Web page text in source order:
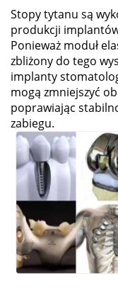
Stopy tytanu są
produkcji
Ponieważ moduł
zbliżony do tego
implanty
mogą zmniejszyć
poprawiając
zabiegu.